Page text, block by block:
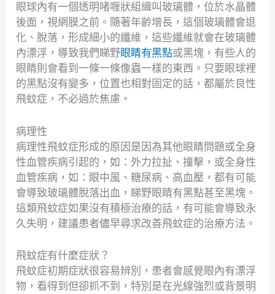
眼球內有一個透明啫喱狀組織叫玻璃體，位於水晶體
後面，視網膜之前。隨著年齡增長，這個玻璃體會退
化、脫落，形成細小的纖維，這些纖維就會在玻璃體
內漂浮，導致我們睇野眼睛有黑點或黑塊，有些人的
眼睛則會看到一條一條像蟲一樣的東西。只要眼球裡
的黑點沒有變多，位置也相對固定的話，都屬於良性
飛蚊症，不必過於焦慮。
病理性
病理性飛蚊症形成的原因是因為其他眼睛問題或全身
性血管疾病引起的，如：外力拉扯、撞擊，或全身性
血管疾病，如：眼中風、糖尿病、高血壓，都有可能
會導致玻璃體脫落出血，睇野眼睛有黑點甚至黑塊。
這類飛蚊症如果沒有積極治療的話，有可能會導致永
久失明，建議患者儘早尋求改善飛蚊症的治療方法。
飛蚊症有什麼症狀？
飛蚊症初期症狀很容易辨別，患者會感覺眼內有漂浮
物，看得到但卻抓不到，特別是在光線強烈或背景明